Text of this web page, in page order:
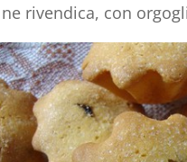
rivendica, con